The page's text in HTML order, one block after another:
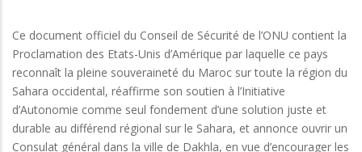
Ce document officiel du Conseil de Sécurité de l’ONU contient la
Proclamation des Etats-Unis d’Amérique par laquelle ce pays
reconnaît la pleine souveraineté du Maroc sur toute la région du
Sahara occidental, réaffirme son soutien à l’Initiative
d’Autonomie comme seul fondement d’une solution juste et
durable au différend régional sur le Sahara, et annonce ouvrir un
Consulat général dans la ville de Dakhla, en vue d’encourager les